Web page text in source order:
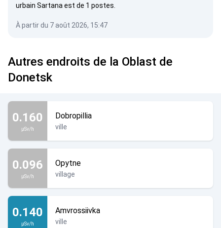
urbain Sartana est de 1 postes.
À partir du 7 août 2026, 15:47
Autres endroits de la Oblast de
Donetsk
0.160
µSv/h
Dobropillia
ville
0.096
µSv/h
Opytne
village
0.140
µSv/h
Amvrossiivka
ville